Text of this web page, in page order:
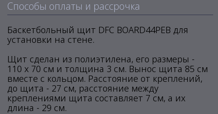
Способы оплаты и рассрочка
Баскетбольный щит DFC BOARD44PEB для
установки на стене.
Щит сделан из полиэтилена, его размеры -
110 x 70 см и толщина 3 см. Вынос щита 85 см
вместе с кольцом. Расстояние от креплений,
до щита - 27 см, расстояние между
креплениями щита составляет 7 см, а их
длина - 29 см.